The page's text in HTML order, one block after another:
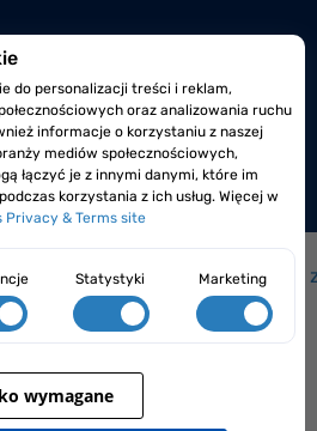
do personalizacji treści i reklam,
oraz analizowania ruchu
informacje o korzystaniu z naszej
mediów społecznościowych,
łączyć je z innymi danymi, które im
korzystania z ich usług. Więcej w
Privacy & Terms site
Statystyki Marketing
wymagane
się do nas
i całodobowy parking
lub przylotniskowy?
do nas już dzisiaj!
na lotnisko? | Często